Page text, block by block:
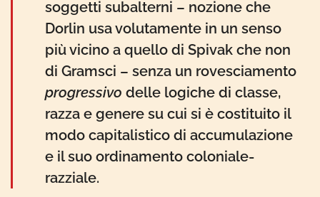
soggetti subalterni – nozione che
Dorlin usa volutamente in un senso
più vicino a quello di Spivak che non
di Gramsci – senza un rovesciamento
progressivo delle logiche di classe,
razza e genere su cui si è costituito il
modo capitalistico di accumulazione
e il suo ordinamento coloniale-
razziale.